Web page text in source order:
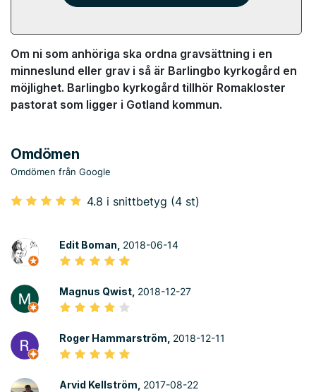
Om ni som anhöriga ska ordna gravsättning i en
minneslund eller grav i så är Barlingbo kyrkogård en
möjlighet. Barlingbo kyrkogård tillhör Romakloster
pastorat som ligger i Gotland kommun.
Omdömen
Omdömen från Google
4.8 i snittbetyg (4 st)
Edit Boman, 2018-06-14
Magnus Qwist, 2018-12-27
Roger Hammarström, 2018-12-11
Arvid Kellström, 2017-08-22